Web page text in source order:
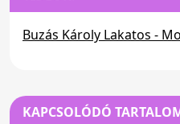
Buzás Károly Lakatos -
KAPCSOLÓDÓ